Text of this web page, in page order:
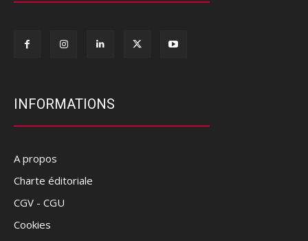
INFORMATIONS
A propos
Charte éditoriale
CGV - CGU
Cookies